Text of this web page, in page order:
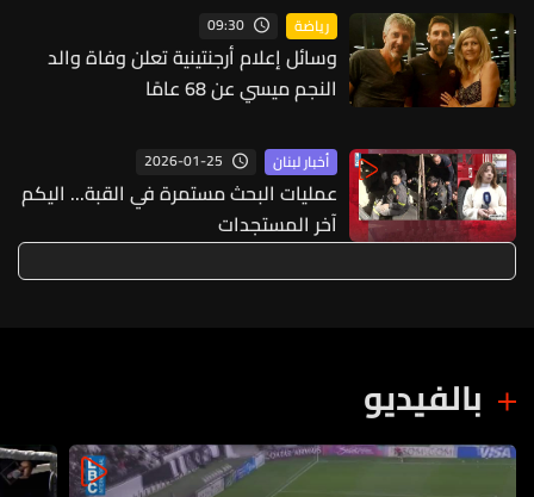
رياضة 09:30
وسائل إعلام أرجنتينية تعلن وفاة والد
النجم ميسي عن 68 عامًا
أخبار لبنان 2026-01-25
عمليات البحث مستمرة في القبة... اليكم
آخر المستجدات
بالفيديو